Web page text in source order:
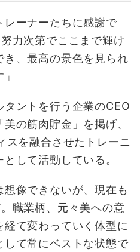
レーナーたちに感謝で
力次第でここまで輝け
き、最高の景色を見られ
ントを行う企業のCEO
の筋肉貯金」を掲げ、
スを融合させたトレーニ
して活動している。
像できないが、現在も
職業柄、元々美への意
て変わっていく体型に
て常にベストな状態で